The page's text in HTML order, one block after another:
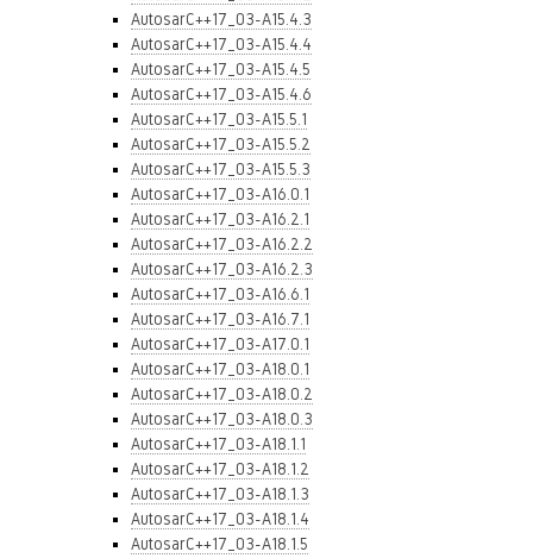
AutosarC++17_03-A15.4.3
AutosarC++17_03-A15.4.4
AutosarC++17_03-A15.4.5
AutosarC++17_03-A15.4.6
AutosarC++17_03-A15.5.1
AutosarC++17_03-A15.5.2
AutosarC++17_03-A15.5.3
AutosarC++17_03-A16.0.1
AutosarC++17_03-A16.2.1
AutosarC++17_03-A16.2.2
AutosarC++17_03-A16.2.3
AutosarC++17_03-A16.6.1
AutosarC++17_03-A16.7.1
AutosarC++17_03-A17.0.1
AutosarC++17_03-A18.0.1
AutosarC++17_03-A18.0.2
AutosarC++17_03-A18.0.3
AutosarC++17_03-A18.1.1
AutosarC++17_03-A18.1.2
AutosarC++17_03-A18.1.3
AutosarC++17_03-A18.1.4
AutosarC++17_03-A18.1.5